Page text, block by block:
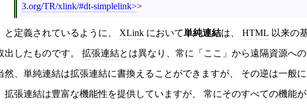
3.org/TR/xlink/#dt-simplelink >
と定義されているように、 XLink において単純連結は、 HTML 以来の
出したものです。 拡張連結とは異なり、常に「ここ」から遠隔資源へ
然、単純連結は拡張連結に書換えることができますが、 その逆は一般に
拡張連結は豊富な機能性を提供していますが、 常にそのすべての機能